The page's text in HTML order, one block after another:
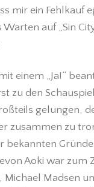
mir ein Fehlkauf
auf „Sin
einem „Ja!“
zu den
gelungen,
zusammen zu
bekannten
Aoki war zum
Michael Madsen